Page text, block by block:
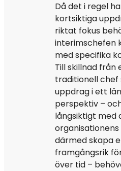
Då det i regel
kortsiktiga
riktat fokus
interimschefen
med specifika
Till skillnad från
traditionell chef
uppdrag i ett
perspektiv –
långsiktigt med
därmed skapa
framgångsrik
över tid –